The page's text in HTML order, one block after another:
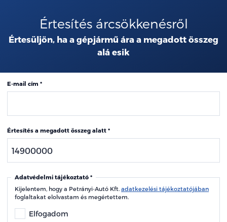
Értesítés árcsökkenésről
Értesüljön, ha a gépjármű ára a megadott összeg
alá esik
E-mail cím
Értesítés a megadott összeg alatt
Adatvédelmi tájékoztató
Kijelentem, hogy a Petrányi-Autó Kft. adatkezelési tájékoztatójában
foglaltakat elolvastam és megértettem.
Elfogadom